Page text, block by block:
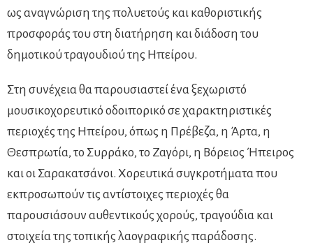
ως αναγνώριση της πολυετούς και καθοριστικής
προσφοράς του στη διατήρηση και διάδοση του
δημοτικού τραγουδιού της Ηπείρου.
Στη συνέχεια θα παρουσιαστεί ένα ξεχωριστό
μουσικοχορευτικό οδοιπορικό σε χαρακτηριστικές
περιοχές της Ηπείρου, όπως η Πρέβεζα, η Άρτα, η
Θεσπρωτία, το Συρράκο, το Ζαγόρι, η Βόρειος Ήπειρος
και οι Σαρακατσάνοι. Χορευτικά συγκροτήματα που
εκπροσωπούν τις αντίστοιχες περιοχές θα
παρουσιάσουν αυθεντικούς χορούς, τραγούδια και
στοιχεία της τοπικής λαογραφικής παράδοσης.